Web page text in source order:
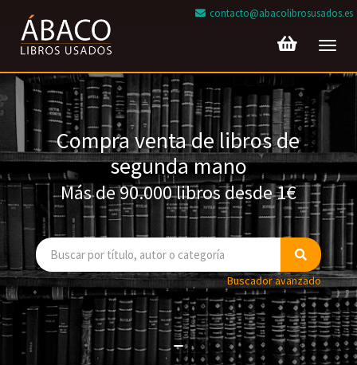
contacto@abacolibrosusados.es
Compra venta de libros de
segunda mano
Más de 90.000 libros desde 1€
Buscador avanzado